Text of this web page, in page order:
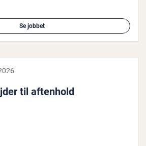
Se jobbet
til aftenhold